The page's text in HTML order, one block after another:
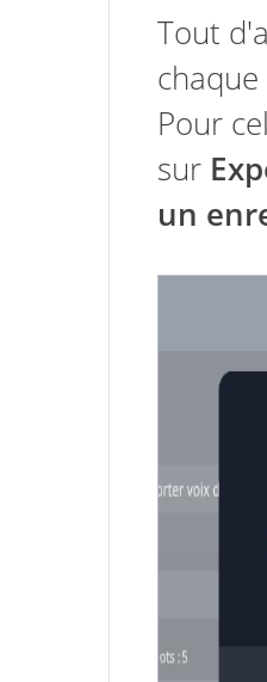
Tout
Pour
sur
un